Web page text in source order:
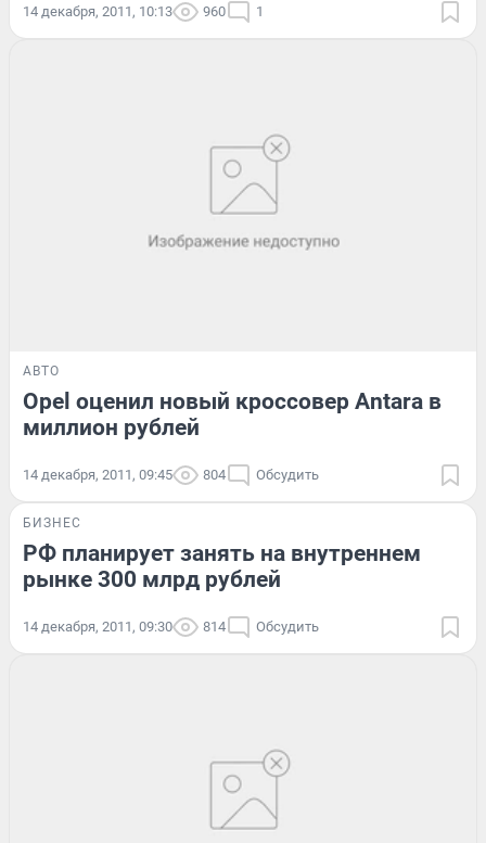
14 декабря, 2011, 10:13 960 1
АВТО
Opel оценил новый кроссовер Antara в
миллион рублей
14 декабря, 2011, 09:45 804 Обсудить
БИЗНЕС
РФ планирует занять на внутреннем
рынке 300 млрд рублей
14 декабря, 2011, 09:30 814 Обсудить